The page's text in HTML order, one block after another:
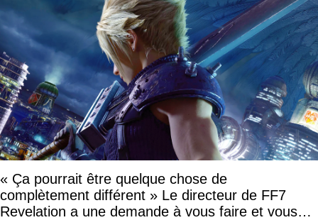
« Ça pourrait être quelque chose de
complètement différent » Le directeur de FF7
Revelation a une demande à vous faire et vous